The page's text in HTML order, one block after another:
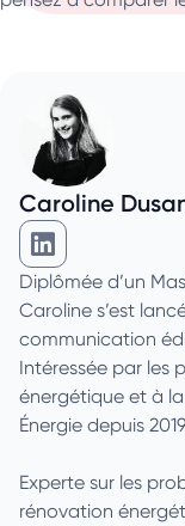
Caroline
Caroline
Diplômée d’un
Caroline s’est
communication
Intéressée par les
énergétique et à
Énergie depuis
Experte sur les
rénovation